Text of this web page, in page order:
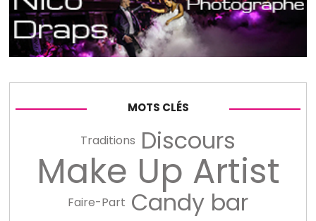
MOTS CLÉS
Traditions Discours
Make Up Artist
Faire-Part Candy bar